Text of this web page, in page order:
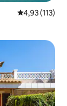
4,93 (113)